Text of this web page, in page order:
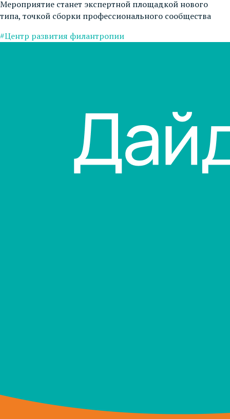
Мероприятие станет экспертной площадкой нового
типа, точкой сборки профессионального сообщества
#Центр развития филантропии